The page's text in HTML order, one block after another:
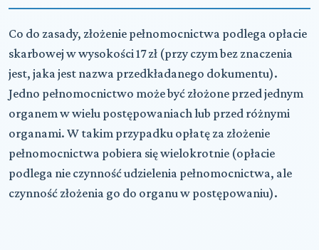
Co do zasady, złożenie pełnomocnictwa podlega opłacie
skarbowej w wysokości 17 zł (przy czym bez znaczenia
jest, jaka jest nazwa przedkładanego dokumentu).
Jedno pełnomocnictwo może być złożone przed jednym
organem w wielu postępowaniach lub przed różnymi
organami. W takim przypadku opłatę za złożenie
pełnomocnictwa pobiera się wielokrotnie (opłacie
podlega nie czynność udzielenia pełnomocnictwa, ale
czynność złożenia go do organu w postępowaniu).